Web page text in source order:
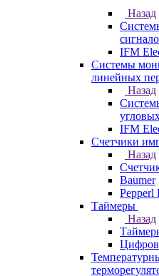
Назад
IFM
Системы
линейных
Назад
IFM
Счетчики
Назад
Baumer
Pepperl
Таймеры
Назад